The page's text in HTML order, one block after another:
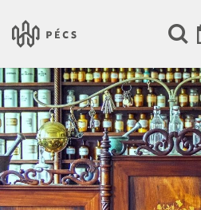
Városunk Pécs